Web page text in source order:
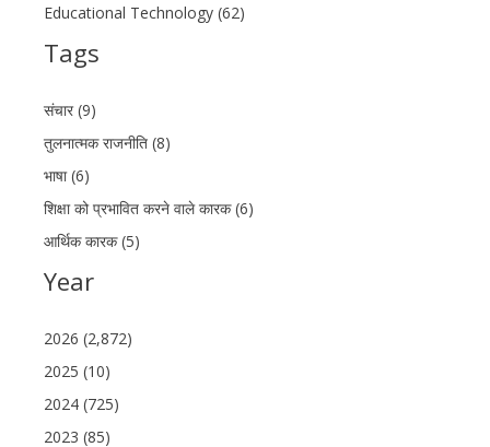
Educational Technology (62)
Tags
संचार (9)
तुलनात्मक राजनीति (8)
भाषा (6)
शिक्षा को प्रभावित करने वाले कारक (6)
आर्थिक कारक (5)
Year
2026 (2,872)
2025 (10)
2024 (725)
2023 (85)